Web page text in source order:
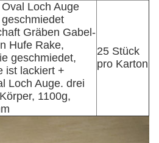
Loch Auge
Gräben Gabel-
Hufe Rake,
geschmiedet,
ist lackiert +
Loch Auge. drei
1100g,
25 Stück
pro Karton